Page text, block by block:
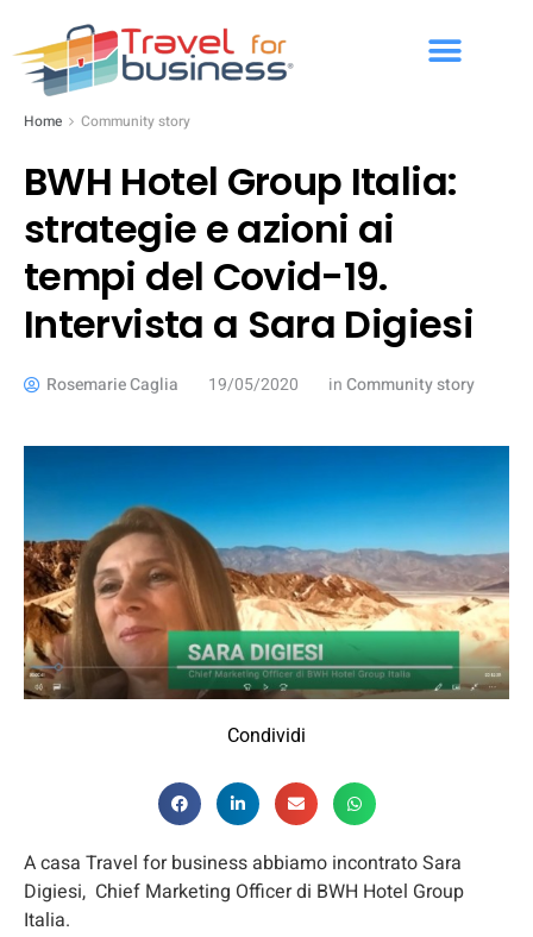
Home Community story
BWH Hotel Group Italia:
strategie e azioni ai
tempi del Covid-19.
Intervista a Sara Digiesi
Rosemarie Caglia 19/05/2020 inCommunity story
Condividi
A casa Travel for business abbiamo incontrato Sara
Digiesi, Chief Marketing Officer di BWH Hotel Group
Italia.